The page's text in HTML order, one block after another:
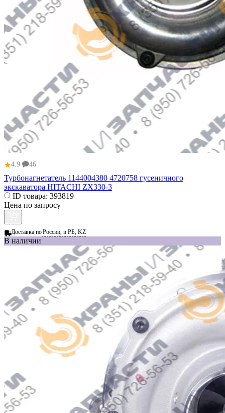
★4.9 46
Турбонагнетатель 1144004380 4720758 гусеничного
экскаватора HITACHI ZX330-3
ID товара: 393819
Цена по запросу
Доставка поРоссии, в РБ, KZ
В наличии